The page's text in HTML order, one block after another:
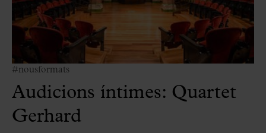
#nousformats
Audicions íntimes: Quartet
Gerhard